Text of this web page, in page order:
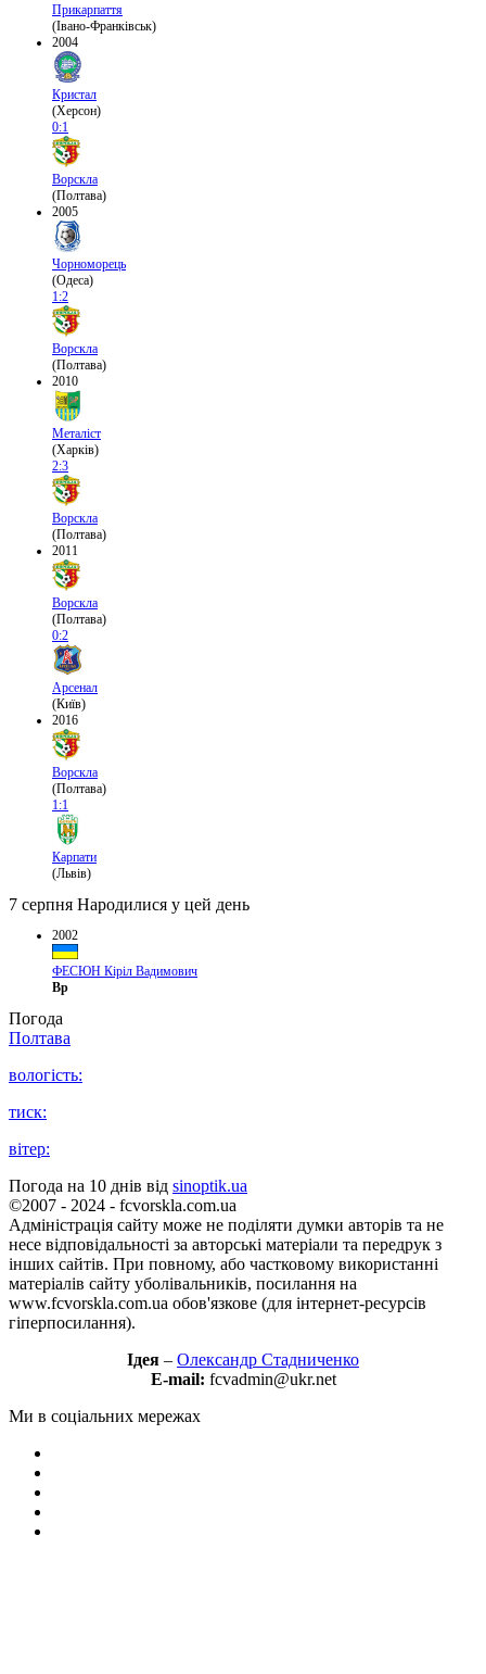
Прикарпаття
(Івано-Франківськ)
2004
Кристал
(Херсон)
0:1
Ворскла
(Полтава)
2005
Чорноморець
(Одеса)
1:2
Ворскла
(Полтава)
2010
Металіст
(Харків)
2:3
Ворскла
(Полтава)
2011
Ворскла
(Полтава)
0:2
Арсенал
(Київ)
2016
Ворскла
(Полтава)
1:1
Карпати
(Львів)
7 серпня Народилися у цей день
2002
ФЕСЮН Кіріл Вадимович
Вр
Погода
Полтава
вологість:
тиск:
вітер:
Погода на 10 днів від sinoptik.ua
©2007 - 2024 - fcvorskla.com.ua
Адміністрація сайту може не поділяти думки авторів та не
несе відповідальності за авторські матеріали та передрук з
інших сайтів. При повному, або частковому використанні
матеріалів сайту уболівальників, посилання на
www.fcvorskla.com.ua обов'язкове (для інтернет-ресурсів
гіперпосилання).
Ідея – Олександр Стадниченко
E-mail: fcvadmin@ukr.net
Ми в соціальних мережах